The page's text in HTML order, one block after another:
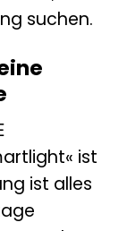
suchen.
ist
ist alles